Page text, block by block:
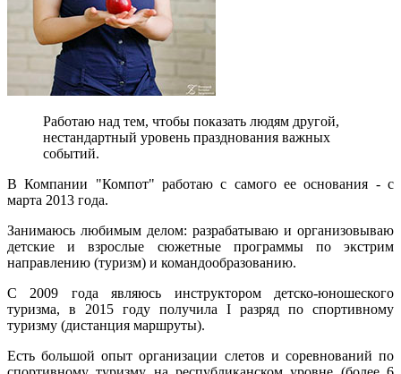
Работаю над тем, чтобы показать людям другой,
нестандартный уровень празднования важных
событий.
В Компании "Компот" работаю с самого ее основания - с
марта 2013 года.
Занимаюсь любимым делом: разрабатываю и организовываю
детские и взрослые сюжетные программы по экстрим
направлению (туризм) и командообразованию.
С 2009 года являюсь инструктором детско-юношеского
туризма, в 2015 году получила I разряд по спортивному
туризму (дистанция маршруты).
Есть большой опыт организации слетов и соревнований по